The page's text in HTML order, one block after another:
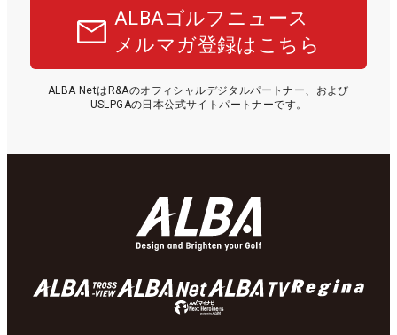
ALBAゴルフニュース
メルマガ登録はこちら
ALBA NetはR&Aのオフィシャルデジタルパートナー、および
USLPGAの日本公式サイトパートナーです。